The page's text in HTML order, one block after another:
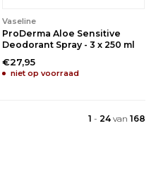
Vaseline
ProDerma Aloe Sensitive
Deodorant Spray - 3 x 250 ml
€27,95
niet op voorraad
1 - 24 van 168